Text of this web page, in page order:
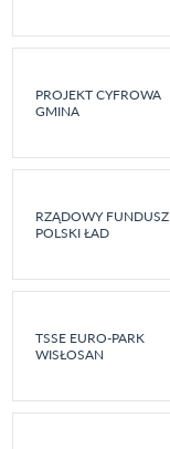
PROJEKT CYFROWA
GMINA
RZĄDOWY FUNDUSZ
POLSKI ŁAD
TSSE EURO-PARK
WISŁOSAN